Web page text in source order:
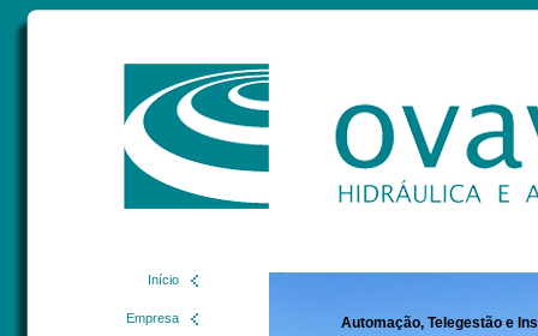
Início
Empresa Automação, Telegestão e